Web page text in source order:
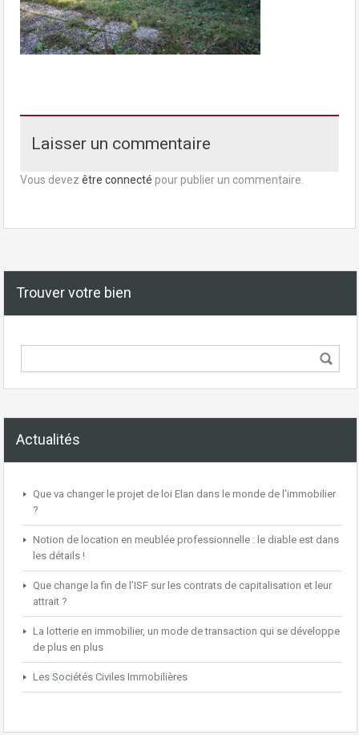
Laisser un commentaire
Vous devez être connecté pour publier un commentaire.
Trouver votre bien
Actualités
Que va changer le projet de loi Elan dans le monde de l’immobilier
?
Notion de location en meublée professionnelle : le diable est dans
les détails !
Que change la fin de l’ISF sur les contrats de capitalisation et leur
attrait ?
La lotterie en immobilier, un mode de transaction qui se développe
de plus en plus
Les Sociétés Civiles Immobilières